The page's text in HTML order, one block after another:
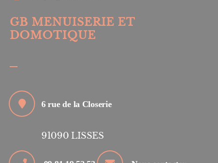
GB MENUISERIE ET
DOMOTIQUE
6 rue de la Closerie
91090 LISSES